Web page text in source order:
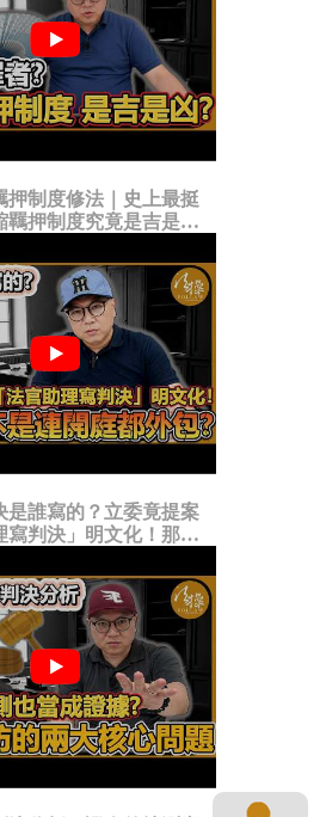
押制度修法｜史上最挺
羈押制度究竟是吉是
是誰寫的？立委竟提案
寫判決」明文化！那以